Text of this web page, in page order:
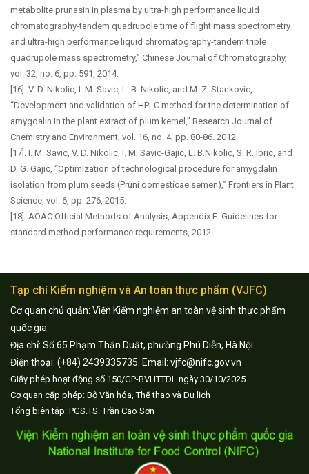
metabolite prunasin in plasma by ultra-high performance liquid
chromatography-tandem quadrupole time of flight mass spectrometry
and ultra-high performance liquid chromatography-tandem triple
quadrupole mass spectrometry,” Chinese Journal of Chromatography,
vol. 32, no. 6, pp. 591, 2014.
[16]. V. D. Nikolic, I. M. Savic, L. B. Nikolic, and M. Z. Stankovic,
“Development and validation of HPLC method for the determination of
amygdalin in the plant extract of plum kernel,” Research Journal of
Chemistry and Environment, vol. 16, no. 4, pp. 80-86. 2012.
[17]. I. M. Savic, V. D. Nikolic, I. M. Savic-Gajic, L. B.Nikolic, S. R. Ibric, and
D. G. Gajic, “Optimization of technological procedure for amygdalin
isolation from plum seeds (Pruni domesticae semen),” Frontiers in Plant
Science, vol. 6, pp. 276, 2015.
[18]. AOAC Official Methods of Analysis, Appendix F: Guidelines for
standard method performance requirements, 2012.
Tạp chí Kiểm nghiệm và An toàn thực phẩm (VJFC)
Cơ quan chủ quản: Viện Kiểm nghiệm an toàn vệ sinh thực phẩm
quốc gia
Địa chỉ: Số 65 Phạm Thận Duật, phường Phú Diễn, Hà Nội
Điện thoại: (+84) 2439335735. Email: vjfc@nifc.gov.vn
Giấy phép hoạt động số 150/GP-BVHTTDL ngày 30/10/2025
Cơ quan cấp phép: Bộ Văn hóa, Thể thao và Du lịch
Tổng biên tập: PGS.TS. Trần Cao Sơn